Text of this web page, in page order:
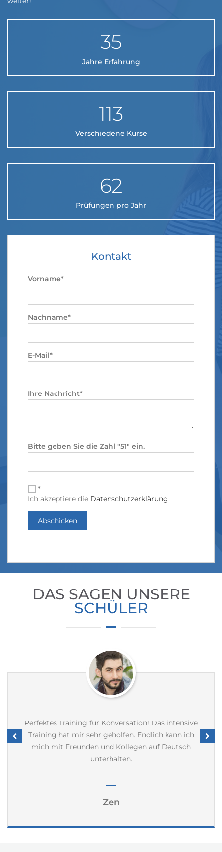
35
Jahre Erfahrung
113
Verschiedene Kurse
62
Prüfungen pro Jahr
Kontakt
Vorname*
Nachname*
E-Mail*
Ihre Nachricht*
Bitte geben Sie die Zahl "51" ein.
*
Ich akzeptiere die Datenschutzerklärung
DAS SAGEN UNSERE
SCHÜLER
Perfektes Training für Konversation! Das intensive
Training hat mir sehr geholfen. Endlich kann ich
mich mit Freunden und Kollegen auf Deutsch
unterhalten.
Zen